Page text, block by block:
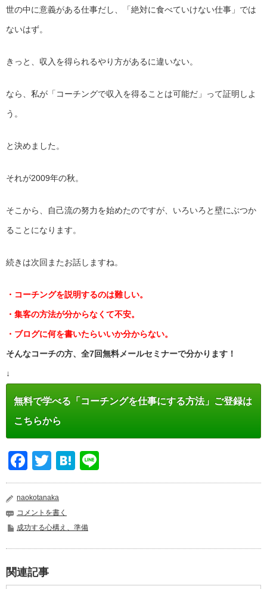
世の中に意義がある仕事だし、「絶対に食べていけない仕事」 では
ないはず。
きっと、収入を得られるやり方があるに違いない。
なら、私が「コーチングで収入を得ることは可能だ」 って証明しよ
う。
と決めました。
それが2009年の秋。
そこから、自己流の努力を始めたのですが、 いろいろと壁にぶつか
ることになります。
続きは次回またお話しますね。
・コーチングを説明するのは難しい。
・集客の方法が分からなくて不安。
・ブログに何を書いたらいいか分からない。
そんなコーチの方、全7回無料メールセミナーで分かります！
↓
無料で学べる「コーチングを仕事にする方法」ご登録は
こちらから
Facebook
TwitterHatena
naokotanaka
コメントを書く
成功する心構え、準備
関連記事